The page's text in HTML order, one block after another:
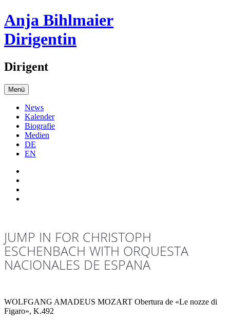
Anja Bihlmaier
Dirigentin
Dirigent
Menü
News
Kalender
Biografie
Medien
DE
EN
JUMP IN FOR CHRISTOPH
ESCHENBACH WITH ORQUESTA
NACIONALES DE ESPANA
WOLFGANG AMADEUS MOZART Obertura de «Le nozze di
Figaro», K.492